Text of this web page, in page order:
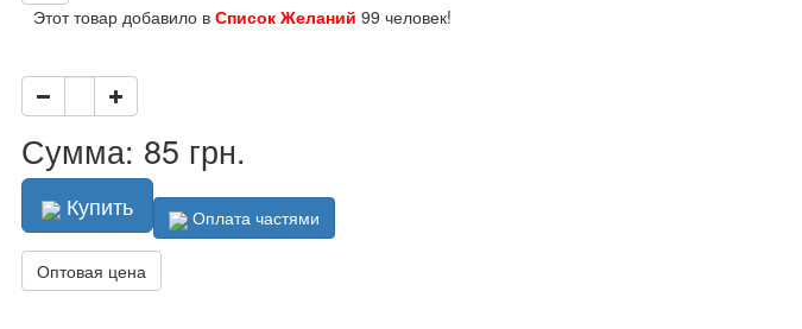
Этот товар добавило в Список Желаний 99 человек!
Сумма: 85 грн.
Купить Оплата частями
Оптовая цена